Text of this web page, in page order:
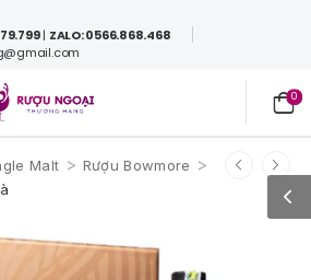
| ZALO: 0566.868.468
0
Malt > Rượu Bowmore >